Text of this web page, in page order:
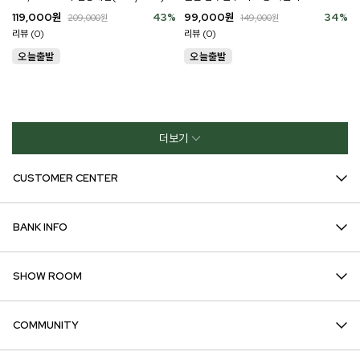
43%
119,000원 209,000원
리뷰 (0)
34%
99,000원 149,000원
리뷰 (0)
더보기
CUSTOMER CENTER
BANK INFO
SHOW ROOM
COMMUNITY